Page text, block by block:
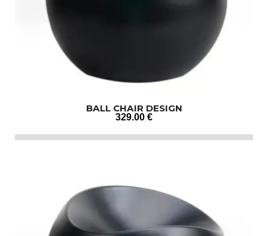
BALL CHAIR DESIGN
329.00 €